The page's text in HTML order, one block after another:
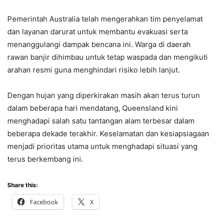
Pemerintah Australia telah mengerahkan tim penyelamat
dan layanan darurat untuk membantu evakuasi serta
menanggulangi dampak bencana ini. Warga di daerah
rawan banjir dihimbau untuk tetap waspada dan mengikuti
arahan resmi guna menghindari risiko lebih lanjut.
Dengan hujan yang diperkirakan masih akan terus turun
dalam beberapa hari mendatang, Queensland kini
menghadapi salah satu tantangan alam terbesar dalam
beberapa dekade terakhir. Keselamatan dan kesiapsiagaan
menjadi prioritas utama untuk menghadapi situasi yang
terus berkembang ini.
Share this:
Facebook X